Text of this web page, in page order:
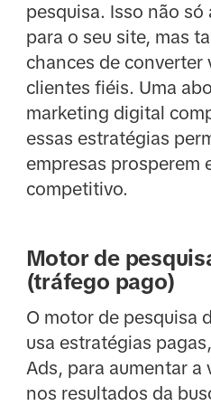
pesquisa. Isso não
para o seu site, mas
chances de converter
clientes fiéis. Uma
marketing digital
essas estratégias
empresas prosperem
competitivo.
Motor de
(tráfego pago)
O motor de pesquisa
usa estratégias
Ads, para aumentar
nos resultados da